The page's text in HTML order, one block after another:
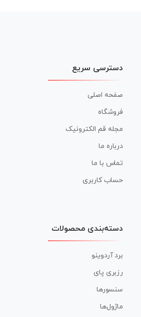
دسترسی سریع
صفحه اصلی
فروشگاه
مجله قم الکترونیک
درباره ما
تماس با ما
حساب کاربری
دسته‌بندی محصولات
برد آردوینو
رزبری پای
سنسورها
ماژول‌ها